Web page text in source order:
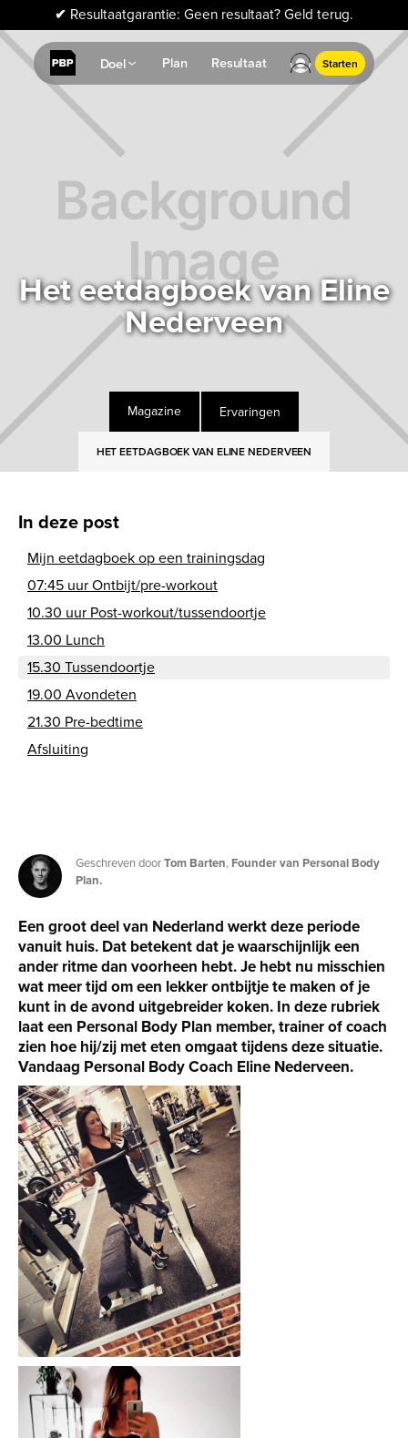
✔ Resultaatgarantie: Geen resultaat? Geld terug.
Doel Plan Resultaat Starten
Het eetdagboek van Eline
Nederveen
Magazine Ervaringen
HET EETDAGBOEK VAN ELINE NEDERVEEN
In deze post
Mijn eetdagboek op een trainingsdag
07:45 uur Ontbijt/pre-workout
10.30 uur Post-workout/tussendoortje
13.00 Lunch
15.30 Tussendoortje
19.00 Avondeten
21.30 Pre-bedtime
Afsluiting
Geschreven doorTom Barten, Founder van Personal Body
Plan.
Een groot deel van Nederland werkt deze periode
vanuit huis. Dat betekent dat je waarschijnlijk een
ander ritme dan voorheen hebt. Je hebt nu misschien
wat meer tijd om een lekker ontbijtje te maken of je
kunt in de avond uitgebreider koken. In deze rubriek
laat een Personal Body Plan member, trainer of coach
zien hoe hij/zij met eten omgaat tijdens deze situatie.
Vandaag Personal Body Coach Eline Nederveen.